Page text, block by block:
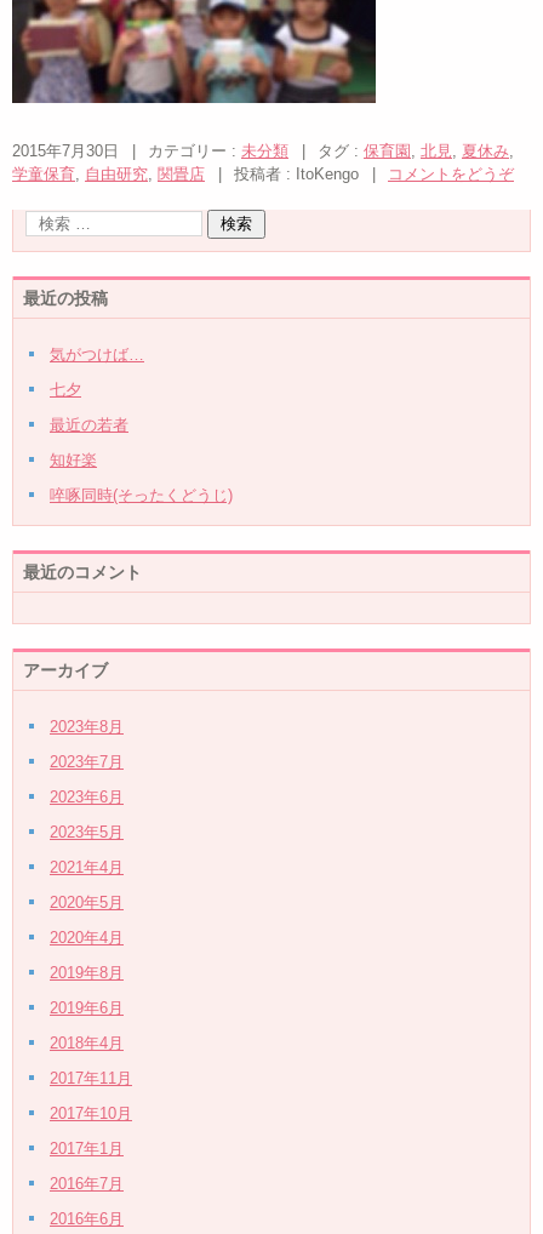
2015年7月30日 カテゴリー : 未分類 タグ : 保育園 , 北見, 夏休み,
学童保育, 自由研究, 関畳店 投稿者 : ItoKengo コメントをどうぞ
最近の投稿
気がつけば…
七夕
最近の若者
知好楽
啐啄同時(そったくどうじ)
最近のコメント
アーカイブ
2023年8月
2023年7月
2023年6月
2023年5月
2021年4月
2020年5月
2020年4月
2019年8月
2019年6月
2018年4月
2017年11月
2017年10月
2017年1月
2016年7月
2016年6月